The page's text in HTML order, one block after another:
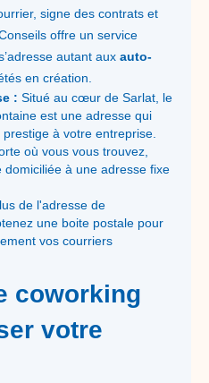
signe des contrats et
offre un service
autant aux auto-
en création.
: Situé au cœur de Sarlat, le
est une adresse qui
à votre entreprise.
où vous vous trouvez,
à une adresse fixe
de l'adresse de
une boite postale pour
vos courriers
coworking
votre